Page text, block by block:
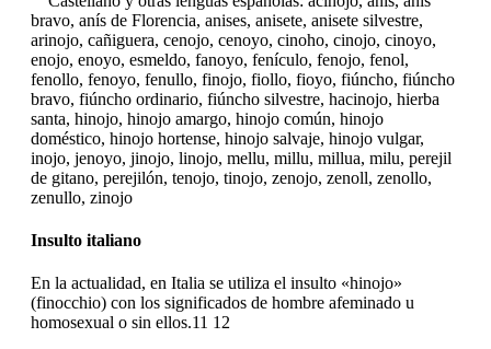
bravo, anís de Florencia, anises, anisete, anisete silvestre,
arinojo, cañiguera, cenojo, cenoyo, cinoho, cinojo, cinoyo,
enojo, enoyo, esmeldo, fanoyo, fenículo, fenojo, fenol,
fenollo, fenoyo, fenullo, finojo, fiollo, fioyo, fiúncho, fiúncho
bravo, fiúncho ordinario, fiúncho silvestre, hacinojo, hierba
santa, hinojo, hinojo amargo, hinojo común, hinojo
doméstico, hinojo hortense, hinojo salvaje, hinojo vulgar,
inojo, jenoyo, jinojo, linojo, mellu, millu, millua, milu, perejil
de gitano, perejilón, tenojo, tinojo, zenojo, zenoll, zenollo,
zenullo, zinojo
Insulto italiano
En la actualidad, en Italia se utiliza el insulto «hinojo»
(finocchio) con los significados de hombre afeminado u
homosexual o sin ellos.11 12